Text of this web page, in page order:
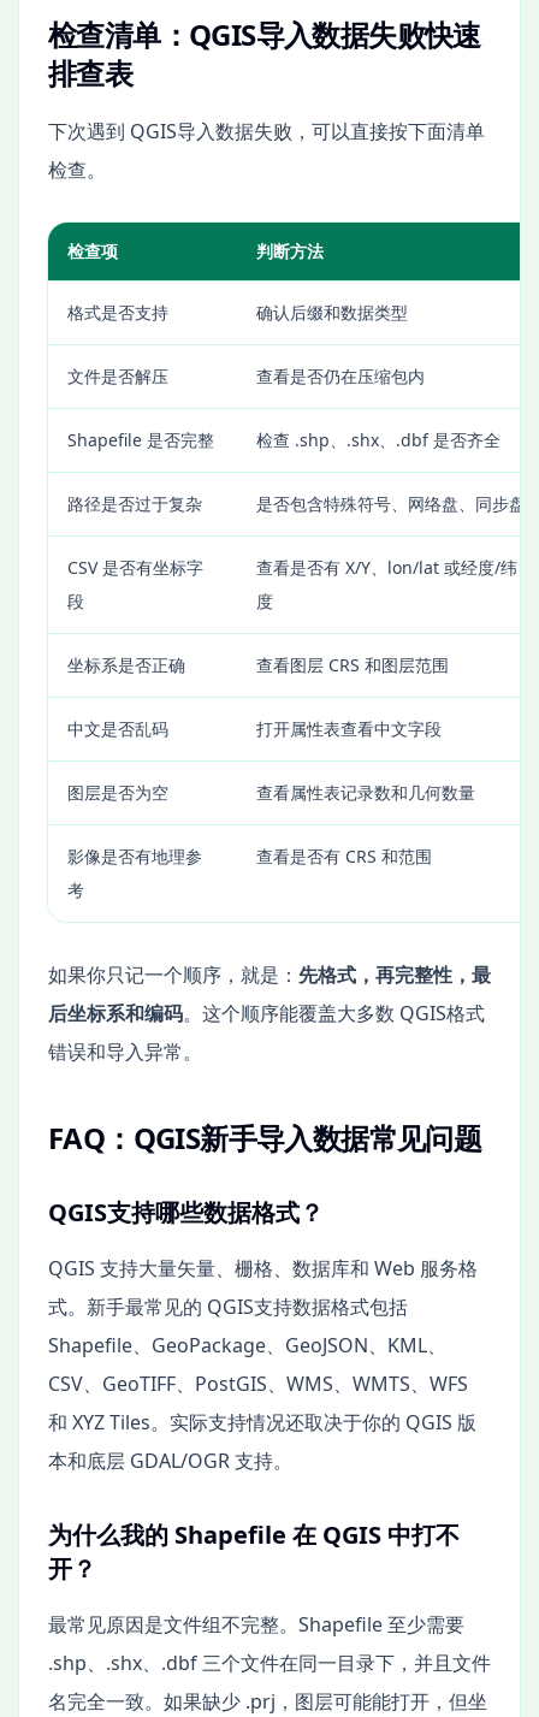
检查清单：QGIS导入数据失败快速
排查表
下次遇到 QGIS导入数据失败，可以直接按下面清单
检查。
检查项 判断方法
格式是否支持 确认后缀和数据类型
文件是否解压 查看是否仍在压缩包内
Shapefile 是否完整 检查 .shp、.shx、.dbf 是否齐全
路径是否过于复杂 是否包含特殊符号、网络盘、同步盘
CSV 是否有坐标字
段
查看是否有 X/Y、lon/lat 或经度/纬
度
坐标系是否正确 查看图层 CRS 和图层范围
中文是否乱码 打开属性表查看中文字段
图层是否为空 查看属性表记录数和几何数量
影像是否有地理参
考
查看是否有 CRS 和范围
如果你只记一个顺序，就是： 先格式，再完整性，最
后坐标系和编码。这个顺序能覆盖大多数 QGIS格式
错误和导入异常。
FAQ：QGIS新手导入数据常见问题
QGIS支持哪些数据格式？
QGIS 支持大量矢量、栅格、数据库和 Web 服务格
式。新手最常见的 QGIS支持数据格式包括
Shapefile、GeoPackage、GeoJSON、KML、
CSV、GeoTIFF、PostGIS、WMS、WMTS、WFS
和 XYZ Tiles。实际支持情况还取决于你的 QGIS 版
本和底层 GDAL/OGR 支持。
为什么我的 Shapefile 在 QGIS 中打不
开？
最常见原因是文件组不完整。Shapefile 至少需要
.shp、.shx、.dbf 三个文件在同一目录下，并且文件
名完全一致。如果缺少 .prj，图层可能能打开，但坐